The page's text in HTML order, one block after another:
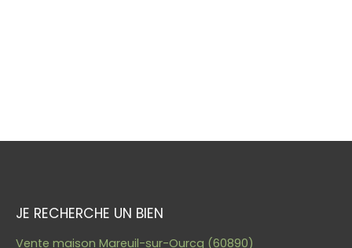
JE RECHERCHE UN BIEN
Vente maison Mareuil-sur-Ourcq (60890)